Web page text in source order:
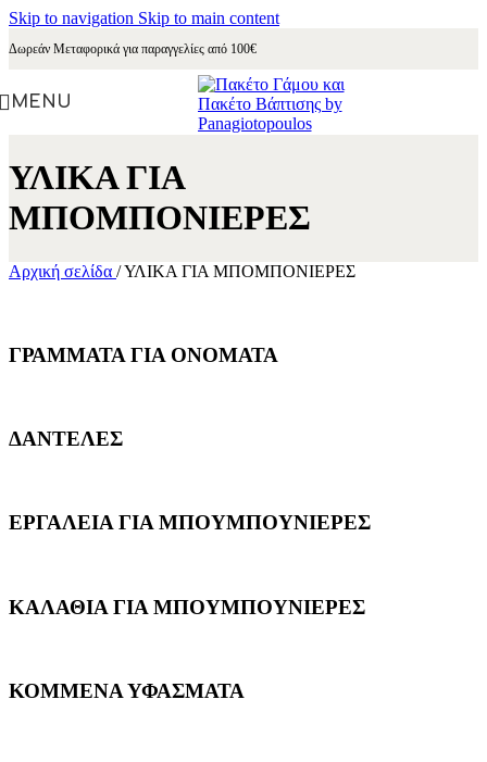
Skip to navigation Skip to main content
Δωρεάν Μεταφορικά για παραγγελίες από 100€
MENU
ΥΛΙΚΑ ΓΙΑ
ΜΠΟΜΠΟΝΙΕΡΕΣ
Αρχική σελίδα /ΥΛΙΚΑ ΓΙΑ ΜΠΟΜΠΟΝΙΕΡΕΣ
ΓΡΑΜΜΑΤΑ ΓΙΑ ΟΝΟΜΑΤΑ
ΔΑΝΤΕΛΕΣ
ΕΡΓΑΛΕΙΑ ΓΙΑ ΜΠΟΥΜΠΟΥΝΙΕΡΕΣ
ΚΑΛΑΘΙΑ ΓΙΑ ΜΠΟΥΜΠΟΥΝΙΕΡΕΣ
ΚΟΜΜΕΝΑ ΥΦΑΣΜΑΤΑ